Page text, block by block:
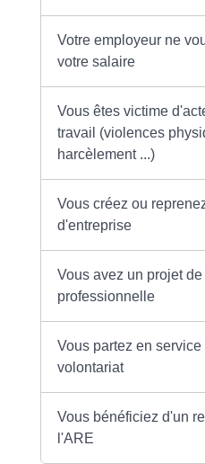
Votre employeur ne
votre salaire
Vous êtes victime
travail (violences
harcèlement ...)
Vous créez ou
d'entreprise
Vous avez un projet
professionnelle
Vous partez en
volontariat
Vous bénéficiez d'un
l'ARE